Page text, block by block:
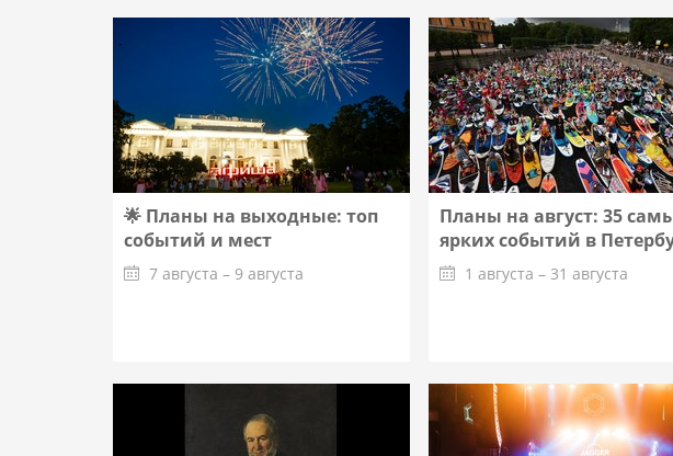
🌟 Планы на выходные: топ
событий и мест
7 августа – 9 августа
Планы на август: 35
ярких событий в
1 августа – 31 августа
Подробнее